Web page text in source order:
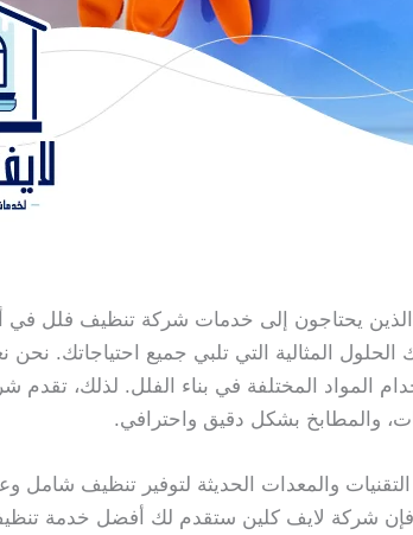
الذين يحتاجون إلى خدمات شركة تنظيف فلل
المثالية التي تلبي جميع احتياجاتك. نحن
المواد المختلفة في بناء الفلل. لذلك، تقدم
والمطابخ بشكل دقيق واحترافي.
والمعدات الحديثة لتوفير تنظيف شامل
فإن شركة لايف كلين ستقدم لك أفضل خدمة